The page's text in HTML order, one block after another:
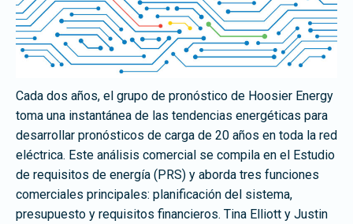
Cada dos años, el grupo de pronóstico de Hoosier Energy
toma una instantánea de las tendencias energéticas para
desarrollar pronósticos de carga de 20 años en toda la red
eléctrica. Este análisis comercial se compila en el Estudio
de requisitos de energía (PRS) y aborda tres funciones
comerciales principales: planificación del sistema,
presupuesto y requisitos financieros. Tina Elliott y Justin